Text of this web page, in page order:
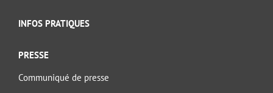
INFOS PRATIQUES
PRESSE
Communiqué de presse